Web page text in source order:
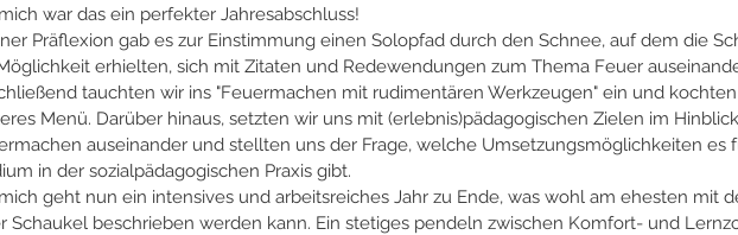
war das ein perfekter Jahresabschluss!
Präflexion gab es zur Einstimmung einen Solopfad durch den Schnee, auf dem die
erhielten, sich mit Zitaten und Redewendungen zum Thema Feuer
tauchten wir ins "Feuermachen mit rudimentären Werkzeugen" ein und
Menü. Darüber hinaus, setzten wir uns mit (erlebnis)pädagogischen Zielen im
auseinander und stellten uns der Frage, welche Umsetzungsmöglichkeiten es
in der sozialpädagogischen Praxis gibt.
geht nun ein intensives und arbeitsreiches Jahr zu Ende, was wohl am ehesten mit
Schaukel beschrieben werden kann. Ein stetiges pendeln zwischen Komfort- und